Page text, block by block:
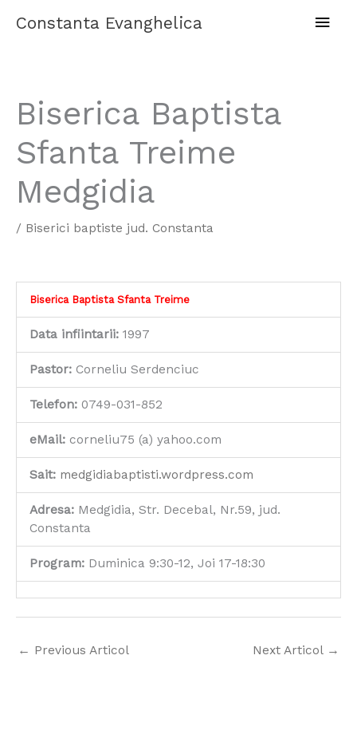
Constanta Evanghelica
Main
Biserica Baptista
Sfanta Treime
Medgidia
/ Biserici baptiste jud. Constanta
Biserica Baptista Sfanta Treime
Data infiintarii: 1997
Pastor: Corneliu Serdenciuc
Telefon: 0749-031-852
eMail:corneliu75 (a) yahoo.com
Sait: medgidiabaptisti.wordpress.com
Adresa: Medgidia, Str. Decebal, Nr.59, jud.
Constanta
Program: Duminica 9:30-12, Joi 17-18:30
← Previous Articol Next Articol →